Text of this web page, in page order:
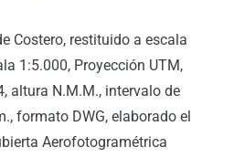
Costero, restituido a escala
1:5.000, Proyección UTM,
altura N.M.M., intervalo de
formato DWG, elaborado el
Aerofotogramétrica